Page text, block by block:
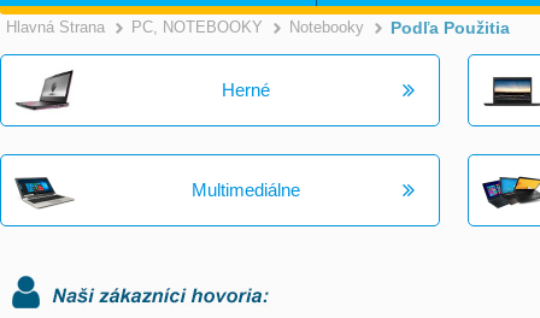
Hlavná Strana >
PC, NOTEBOOKY >
Notebooky >
Podľa Použitia
Herné
Multimediálne